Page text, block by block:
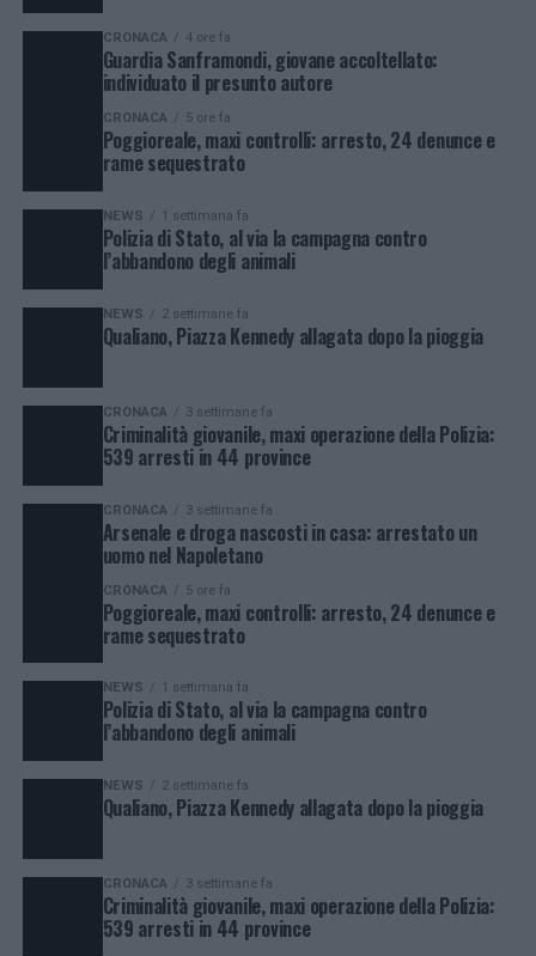
CRONACA 4 ore fa
Guardia Sanframondi, giovane accoltellato:
individuato il presunto autore
CRONACA 5 ore fa
Poggioreale, maxi controlli: arresto, 24 denunce e
rame sequestrato
NEWS 1 settimana fa
Polizia di Stato, al via la campagna contro
l’abbandono degli animali
NEWS 2 settimane fa
Qualiano, Piazza Kennedy allagata dopo la pioggia
CRONACA 3 settimane fa
Criminalità giovanile, maxi operazione della Polizia:
539 arresti in 44 province
CRONACA 3 settimane fa
Arsenale e droga nascosti in casa: arrestato un
uomo nel Napoletano
CRONACA 5 ore fa
Poggioreale, maxi controlli: arresto, 24 denunce e
rame sequestrato
NEWS 1 settimana fa
Polizia di Stato, al via la campagna contro
l’abbandono degli animali
NEWS 2 settimane fa
Qualiano, Piazza Kennedy allagata dopo la pioggia
CRONACA 3 settimane fa
Criminalità giovanile, maxi operazione della Polizia:
539 arresti in 44 province